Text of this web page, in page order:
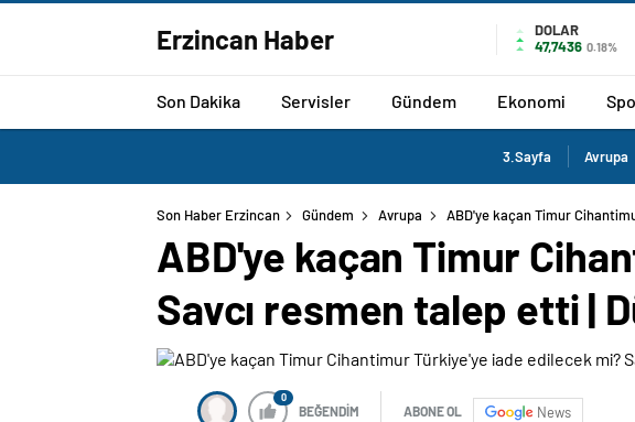
Erzincan Haber
DOLAR
47,7436 0.18%
Son Dakika Servisler Gündem Ekonomi
3.Sayfa Avrupa
Son Haber Erzincan Gündem Avrupa ABD'ye kaçan Timur
ABD'ye kaçan Timur
Savcı resmen talep etti |
0
BEĞENDİM ABONE OL News